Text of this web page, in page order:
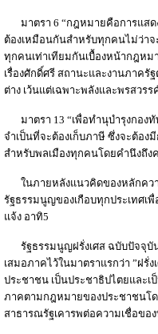
มาตรา 6 “กฎหมายคือการแสด
ต้องเหมือนกันสำหรับทุกคนไม่ว่า
ทุกคนเท่าเทียมกันเบื้องหน้ากฎหม
เรื่องศักดิ์ศรี สถานะและงานภาค
ต่าง เว้นแต่เฉพาะพลังและพรสวร
มาตรา 13 “เพื่อทำนุบำรุงกองทั
จำเป็นที่จะต้องเก็บภาษี ซึ่งจะต้อง
สำหรับพลเมืองทุกคนโดยคำนึงถึง
ในภายหลังแนวคิดของหลักคว
รัฐธรรมนูญของเกือบทุกประเทศเ
แจ้ง อาทิ5
รัฐธรรมนูญฝรั่งเศส ฉบับปัจจุบั
เสมอภาคไว้ในมาตราแรกว่า ”ฝรั่
ประชาชน เป็นประชาธิปไตยและเ
ภาคตามกฎหมายของประชาชนโ
สาธารณรัฐเคารพต่อความเชื่อขอ